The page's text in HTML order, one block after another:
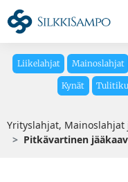
Liikelahjat Mainoslahjat
Kynät
Yrityslahjat,
Pitkävartinen